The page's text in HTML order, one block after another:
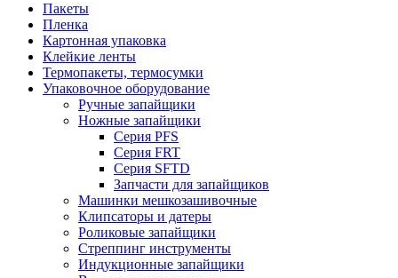
Пакеты
Пленка
Картонная упаковка
Клейкие ленты
Термопакеты, термосумки
Упаковочное оборудование
Ручные запайщики
Ножные запайщики
Серия PFS
Серия FRT
Серия SFTD
Запчасти для запайщиков
Машинки мешкозашивочные
Клипсаторы и датеры
Роликовые запайщики
Стреппинг инструменты
Индукционные запайщики